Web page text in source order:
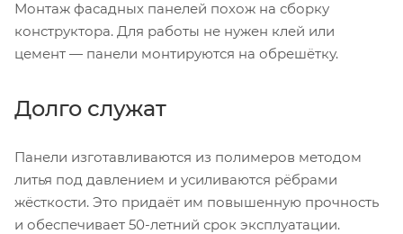
Монтаж фасадных панелей похож на сборку
конструктора. Для работы не нужен клей или
цемент — панели монтируются на обрешётку.
Долго служат
Панели изготавливаются из полимеров методом
литья под давлением и усиливаются рёбрами
жёсткости. Это придаёт им повышенную прочность
и обеспечивает 50-летний срок эксплуатации.